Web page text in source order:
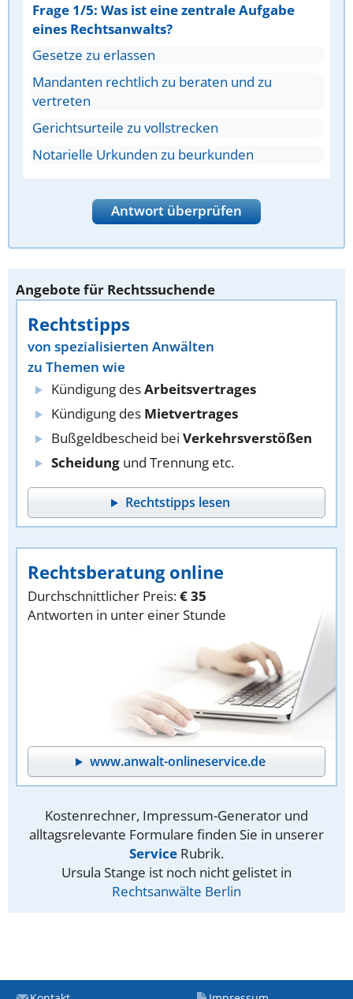
Frage 1/5: Was ist eine zentrale Aufgabe
eines Rechtsanwalts?
Gesetze zu erlassen
Mandanten rechtlich zu beraten und zu
vertreten
Gerichtsurteile zu vollstrecken
Notarielle Urkunden zu beurkunden
Antwort überprüfen
Angebote für Rechtssuchende
Rechtstipps
von spezialisierten Anwälten
zu Themen wie
Kündigung desArbeitsvertrages
Kündigung des Mietvertrages
Bußgeldbescheid bei Verkehrsverstößen
Scheidung und Trennung etc.
Rechtstipps lesen
Rechtsberatung online
Durchschnittlicher Preis:€ 35
Antworten in unter einer Stunde
www.anwalt-onlineservice.de
Kostenrechner, Impressum-Generator und
alltagsrelevante Formulare finden Sie in unserer
Service Rubrik.
Ursula Stange ist noch nicht gelistet in
Rechtsanwälte Berlin